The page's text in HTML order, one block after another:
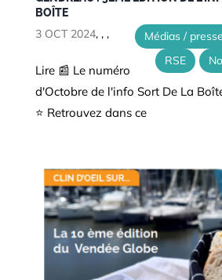
BOÎTE
3 OCT 2024, Médias / presse
, ,
RSE
Lire 📰 Le numéro
d'Octobre de l'info Sort De La
⭐ Retrouvez dans ce